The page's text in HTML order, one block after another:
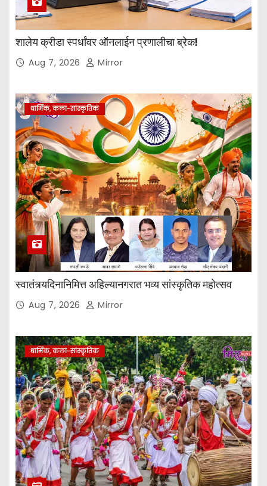
शालेय क्रीडा स्पर्धांवर ऑनलाईन प्रणालीचा ब्रेक!
Aug 7, 2026 Mirror
धार्मिक, कला-सांस्कृतिक
स्वातंत्र्यदिनानिमित्त अहिल्यानगरात भव्य सांस्कृतिक महोत्सव
Aug 7, 2026 Mirror
धार्मिक, कला-सांस्कृतिक